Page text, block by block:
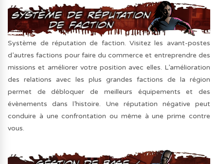
Système de réputation de faction. Visitez les avant-postes
d’autres factions pour faire du commerce et entreprendre des
missions et améliorer votre position avec elles. L’amélioration
des relations avec les plus grandes factions de la région
permet de débloquer de meilleurs équipements et des
évènements dans l’histoire. Une réputation négative peut
conduire à une confrontation ou même à une prime contre
vous.